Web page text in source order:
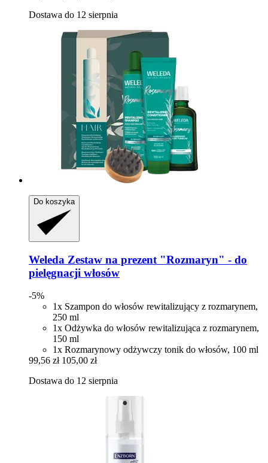
Dostawa do 12 sierpnia
Do koszyka
Weleda Zestaw na prezent "Rozmaryn" -​ do
pielęgnacji włosów
-5%
1x Szampon do włosów rewitalizujący z rozmarynem,
250 ml
1x Odżywka do włosów rewitalizująca z rozmarynem,
150 ml
1x Rozmarynowy odżywczy tonik do włosów, 100 ml
99,56 zł 105,00 zł
Dostawa do 12 sierpnia